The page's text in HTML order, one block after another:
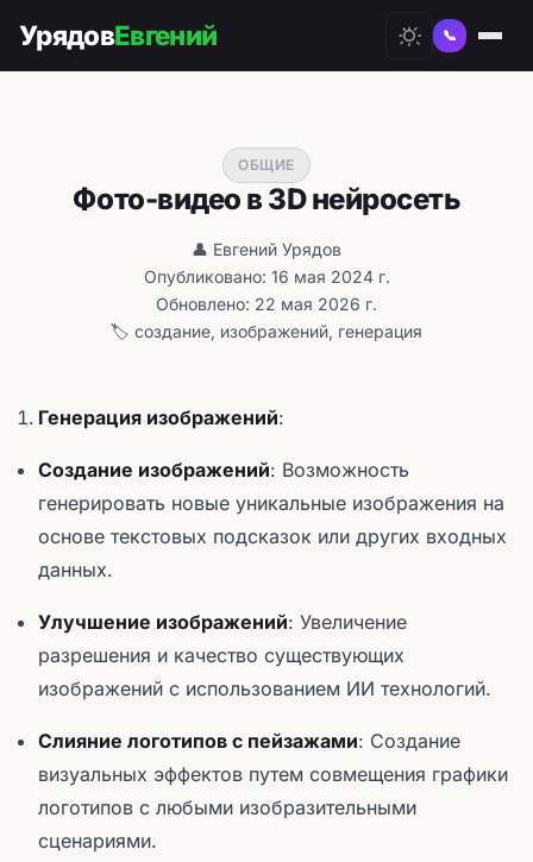
УрядовЕвгений 📞
ОБЩИЕ
Фото-видео в 3D нейросеть
👤 Евгений Урядов
Опубликовано: 16 мая 2024 г.
Обновлено: 22 мая 2026 г.
🏷️ создание, изображений, генерация
Генерация изображений:
Создание изображений: Возможность
генерировать новые уникальные изображения на
основе текстовых подсказок или других входных
данных.
Улучшение изображений: Увеличение
разрешения и качество существующих
изображений с использованием ИИ технологий.
Слияние логотипов с пейзажами: Создание
визуальных эффектов путем совмещения графики
логотипов с любыми изобразительными
сценариями.